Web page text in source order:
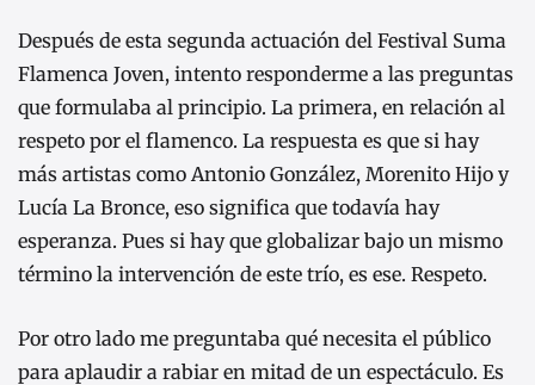
Después de esta segunda actuación del Festival Suma
Flamenca Joven, intento responderme a las preguntas
que formulaba al principio. La primera, en relación al
respeto por el flamenco. La respuesta es que si hay
más artistas como Antonio González, Morenito Hijo y
Lucía La Bronce, eso significa que todavía hay
esperanza. Pues si hay que globalizar bajo un mismo
término la intervención de este trío, es ese. Respeto.
Por otro lado me preguntaba qué necesita el público
para aplaudir a rabiar en mitad de un espectáculo. Es